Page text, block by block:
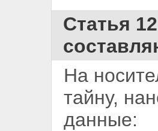
Статья
На
тайну,
данные: